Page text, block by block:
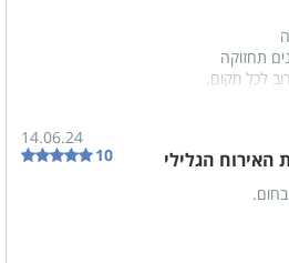
תחזוקה
לכל מקום.
מרווחת מאובזרת ומלאת צל
האירוח הגלילי
14.06.24
10